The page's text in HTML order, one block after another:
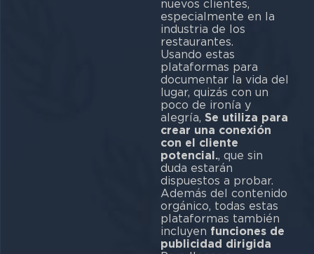
nuevos clientes,
especialmente en la
industria de los
restaurantes.
Usando estas
plataformas para
documentar la vida del
lugar, quizás con un
poco de ironía y
alegría, Se utiliza para
crear una conexión
con el cliente
potencial., que sin
duda estarán
dispuestos a probar.
Además del contenido
orgánico, todas estas
plataformas también
incluyen funciones de
publicidad dirigida